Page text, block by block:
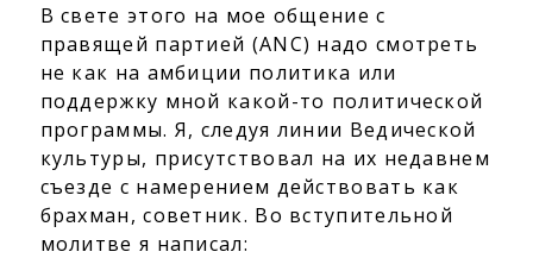
В свете этого на мое общение с
правящей партией (ANC) надо смотреть
не как на амбиции политика или
поддержку мной какой-то политической
программы. Я, следуя линии Ведической
культуры, присутствовал на их недавнем
съезде с намерением действовать как
брахман, советник. Во вступительной
молитве я написал: